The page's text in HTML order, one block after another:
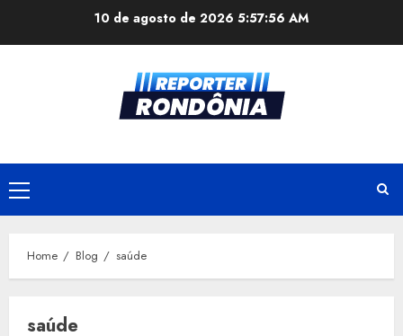
10 de agosto de 20265:57:57 AM
Primary
Menu
Home Blog saúde
saúde